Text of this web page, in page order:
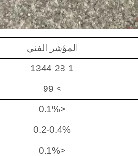
المؤشر الفني
1344-28-1
> 99
<0.1%
0.2-0.4%
<0.1%